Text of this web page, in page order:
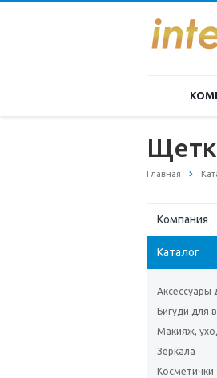
Главная
Компания
Каталог
Аксессуары
Бигуди для
Макияж,
Зеркала
Косметички